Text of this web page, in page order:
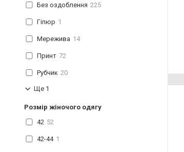
Без оздоблення 225
Гіпюр 1
Мережива 14
Принт 72
Рубчик 20
Ще 1
Розмір жіночого одягу
42 52
42-44 1